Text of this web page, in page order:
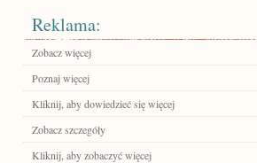
Reklama:
Zobacz więcej
Poznaj więcej
Kliknij, aby dowiedzieć się więcej
Zobacz szczegóły
Kliknij, aby zobaczyć więcej